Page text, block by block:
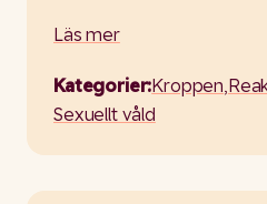
Läs mer
Kategorier:Kroppen,
Sexuellt våld